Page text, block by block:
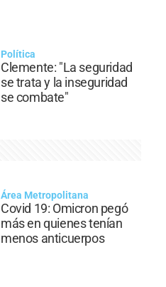
Política
Clemente: "La seguridad
se trata y la inseguridad
se combate"
Área Metropolitana
Covid 19: Omicron pegó
más en quienes tenían
menos anticuerpos